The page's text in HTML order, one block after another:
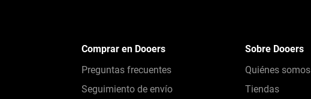
Comprar en Dooers
Preguntas frecuentes
Seguimiento de envío
Sobre Dooers
Quiénes somos
Tiendas